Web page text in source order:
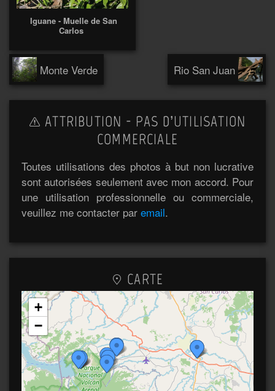
Iguane - Muelle de San
Carlos
Monte Verde Rio San Juan
ATTRIBUTION - PAS D’UTILISATION
COMMERCIALE
Toutes utilisations des photos à but non lucrative
sont autorisées seulement avec mon accord. Pour
une utilisation professionnelle ou commerciale,
veuillez me contacter par email.
CARTE
+
−